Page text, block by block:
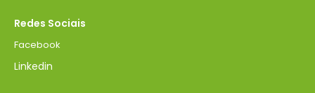
Redes Sociais
Facebook
Linkedin